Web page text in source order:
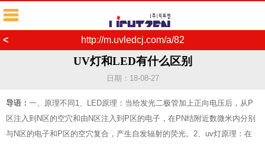
< http://m.uvledcj.com/a/82
UV灯和LED有什么区别
日期：18-08-27
导语： 一、原理不同1、LED原理：当给发光二极管加上正向电压后，从P
区注入到N区的空穴和由N区注入到P区的电子，在PN结附近数微米内分别
与N区的电子和P区的空穴复合，产生自发辐射的荧光。2、uv灯原理：在